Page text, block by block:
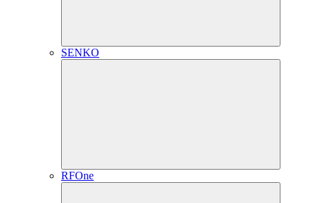
SENKO
RFOne